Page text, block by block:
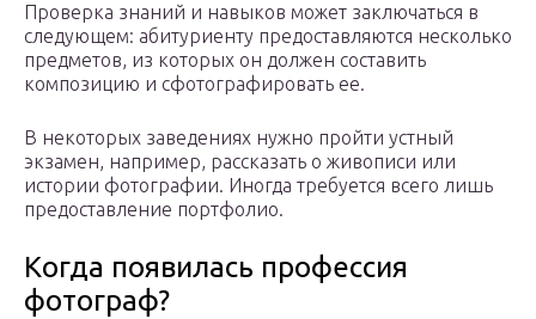
Проверка знаний и навыков может заключаться в
следующем: абитуриенту предоставляются несколько
предметов, из которых он должен составить
композицию и сфотографировать ее.
В некоторых заведениях нужно пройти устный
экзамен, например, рассказать о живописи или
истории фотографии. Иногда требуется всего лишь
предоставление портфолио.
Когда появилась профессия
фотограф?